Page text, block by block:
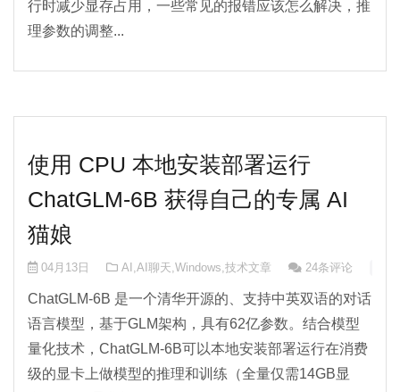
行时减少显存占用，一些常见的报错应该怎么解决，推
理参数的调整...
使用 CPU 本地安装部署运行
ChatGLM-6B 获得自己的专属 AI
猫娘
04月13日 AI ,AI聊天,Windows,技术文章 24条评论
ChatGLM-6B 是一个清华开源的、支持中英双语的对话
语言模型，基于GLM架构，具有62亿参数。结合模型
量化技术，ChatGLM-6B可以本地安装部署运行在消费
级的显卡上做模型的推理和训练（全量仅需14GB显